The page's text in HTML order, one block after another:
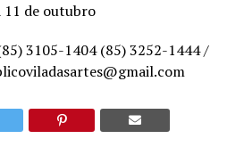
11 de outubro
3105-1404 (85) 3252-1444 /